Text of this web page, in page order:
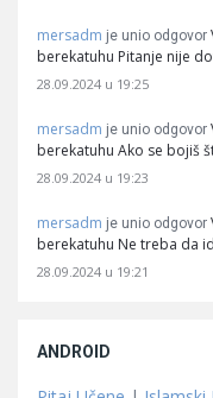
mersadm je unio odgovor
berekatuhu Pitanje nije
28.09.2024 u 19:25
mersadm je unio odgovor
berekatuhu Ako se bojiš
28.09.2024 u 19:23
mersadm je unio odgovor
berekatuhu Ne treba da
28.09.2024 u 19:21
ANDROID